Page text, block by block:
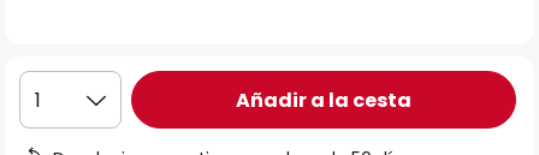
imágenes
1 Añadir a la cesta